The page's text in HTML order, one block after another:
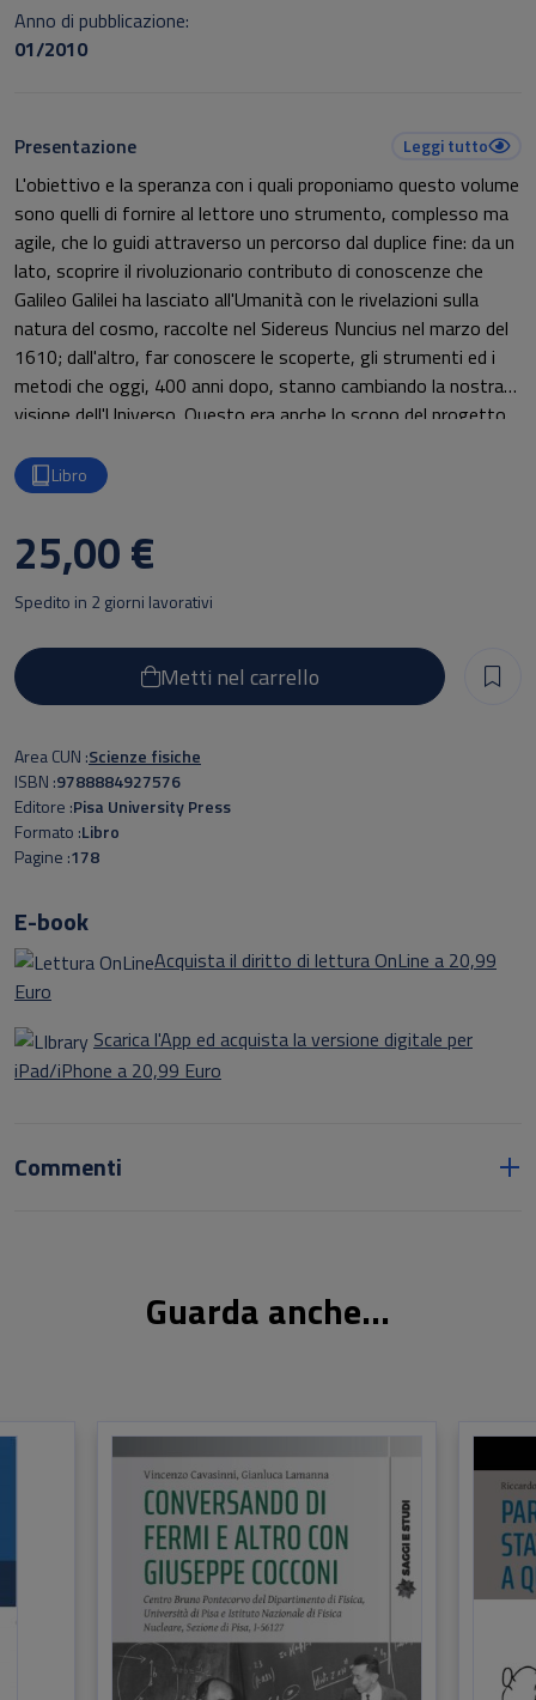
Anno di pubblicazione:
01/2010
Presentazione Leggi tutto
L'obiettivo e la speranza con i quali proponiamo questo volume
sono quelli di fornire al lettore uno strumento, complesso ma
agile, che lo guidi attraverso un percorso dal duplice fine: da un
lato, scoprire il rivoluzionario contributo di conoscenze che
Galileo Galilei ha lasciato all'Umanità con le rivelazioni sulla
natura del cosmo, raccolte nel Sidereus Nuncius nel marzo del
1610; dall'altro, far conoscere le scoperte, gli strumenti ed i
metodi che oggi, 400 anni dopo, stanno cambiando la nostra
visione dell'Universo. Questo era anche lo scopo del progetto
tenuto presso la Facoltà di Scienze MFN, e che quest'opera
vuole ricordare. Il volume contiene saggi e articoli che
Convegno; e tuttavia è un'opera che acquista una sua totale
nuove e meditate delle presentazioni orali. Siamo convinti che i
lettori possano trovare, tra i tanti temi di questa raccolta, un
argomento ed un livello di approfondimento tale da stimolare il
proseguimento della lettura, anche oltre i confini delle propria
Fantasmi nel cielo. Le comete: tra storia e scienza", un'ulteriore
proposta di approfondimento e, allo stesso tempo, crediamo,
di piacevole intrattenimento."
Libro
25,00 €
Metti nel carrello
Spedito in 2 giorni lavorativi
Area CUN Scienze fisiche
ISBN 9788884927576
Editore Pisa University Press
Formato Libro
Pagine 178
E-book
Acquista il diritto di lettura OnLine a 20,99
Euro
Scarica l'App ed acquista la versione digitale per
iPad/iPhone a 20,99 Euro
Commenti
Guarda anche...